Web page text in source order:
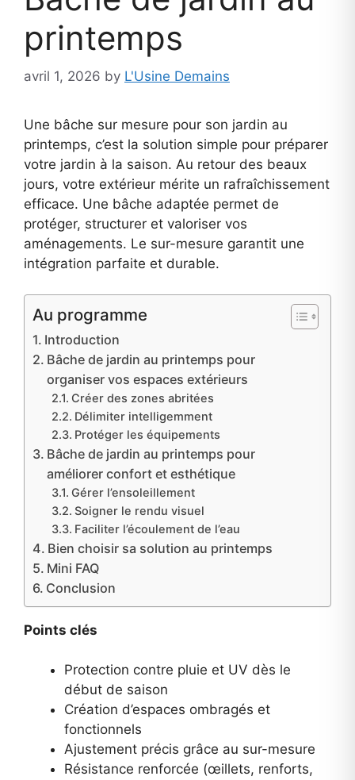
printemps
avril 1, 2026 by L'Usine Demains
Une bâche sur mesure pour son jardin au
printemps, c’est la solution simple pour préparer
votre jardin à la saison. Au retour des beaux
jours, votre extérieur mérite un rafraîchissement
efficace. Une bâche adaptée permet de
protéger, structurer et valoriser vos
aménagements. Le sur-mesure garantit une
intégration parfaite et durable.
Au programme
Introduction
Bâche de jardin au printemps pour
organiser vos espaces extérieurs
Créer des zones abritées
Délimiter intelligemment
Protéger les équipements
Bâche de jardin au printemps pour
améliorer confort et esthétique
Gérer l’ensoleillement
Soigner le rendu visuel
Faciliter l’écoulement de l’eau
Bien choisir sa solution au printemps
Mini FAQ
Conclusion
Points clés
Protection contre pluie et UV dès le
début de saison
Création d’espaces ombragés et
fonctionnels
Ajustement précis grâce au sur-mesure
Résistance renforcée (œillets, renforts,